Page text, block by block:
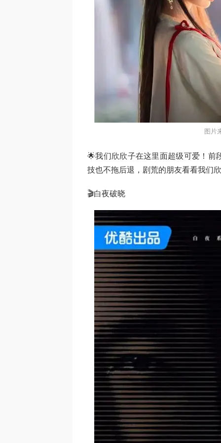
图片
🌟我们欣欣子在这里面超级可爱！前
技也不拖后退，剧荒的朋友看看我们
🎬白夜破晓